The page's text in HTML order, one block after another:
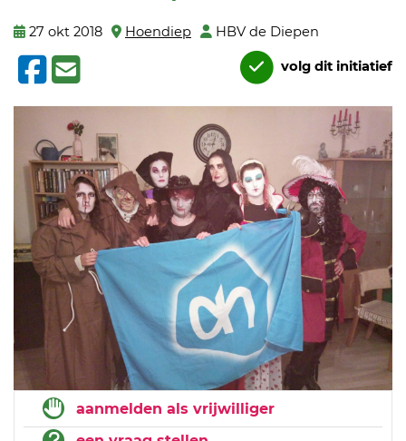
27 okt 2018 Hoendiep HBV de Diepen
volg dit initiatief
aanmelden als vrijwilliger